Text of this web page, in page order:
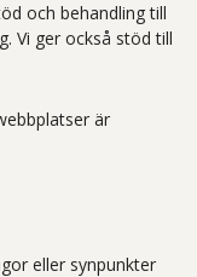
och behandling till
Vi ger också stöd till
är
eller synpunkter